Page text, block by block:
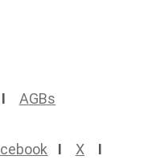
I AGBs
I X
I